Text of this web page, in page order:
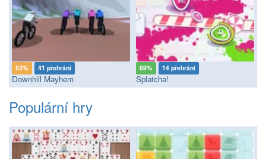
53% 41 přehrání
Downhill Mayhem
89% 14 přehrání
Splatcha!
Populární hry